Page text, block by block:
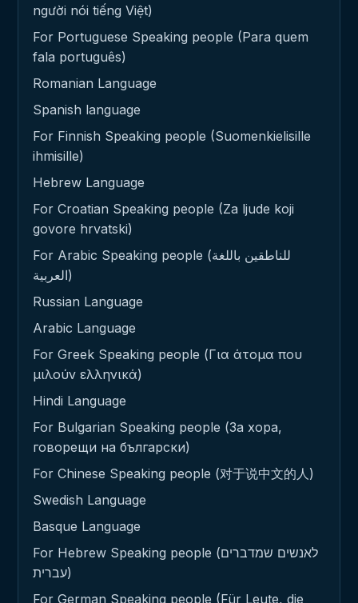
người nói tiếng Việt)
For Portuguese Speaking people (Para quem
fala português)
Romanian Language
Spanish language
For Finnish Speaking people (Suomenkielisille
ihmisille)
Hebrew Language
For Croatian Speaking people (Za ljude koji
govore hrvatski)
For Arabic Speaking people (للناطقين باللغة
العربية)
Russian Language
Arabic Language
For Greek Speaking people (Για άτομα που
μιλούν ελληνικά)
Hindi Language
For Bulgarian Speaking people (За хора,
говорещи на български)
For Chinese Speaking people (对于说中文的人)
Swedish Language
Basque Language
For Hebrew Speaking people (לאנשים שמדברים
עברית)
For German Speaking people (Für Leute, die